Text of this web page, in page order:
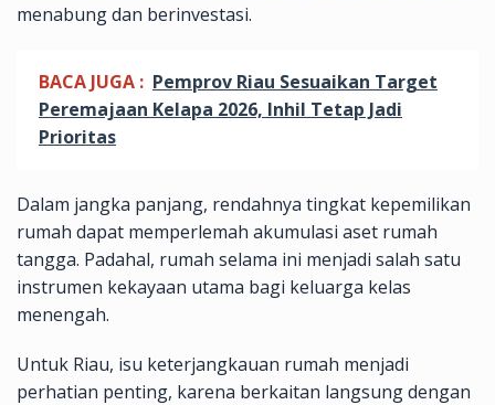
menabung dan berinvestasi.
BACA JUGA : Pemprov Riau Sesuaikan Target
Peremajaan Kelapa 2026, Inhil Tetap Jadi
Prioritas
Dalam jangka panjang, rendahnya tingkat kepemilikan
rumah dapat memperlemah akumulasi aset rumah
tangga. Padahal, rumah selama ini menjadi salah satu
instrumen kekayaan utama bagi keluarga kelas
menengah.
Untuk Riau, isu keterjangkauan rumah menjadi
perhatian penting, karena berkaitan langsung dengan